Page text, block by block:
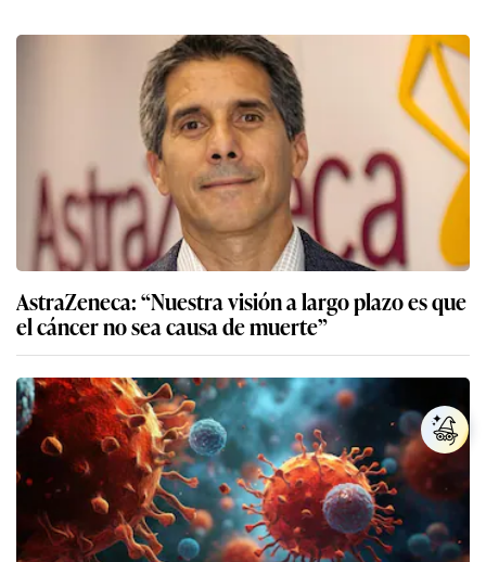
AstraZeneca: “Nuestra visión a largo plazo es que
el cáncer no sea causa de muerte”